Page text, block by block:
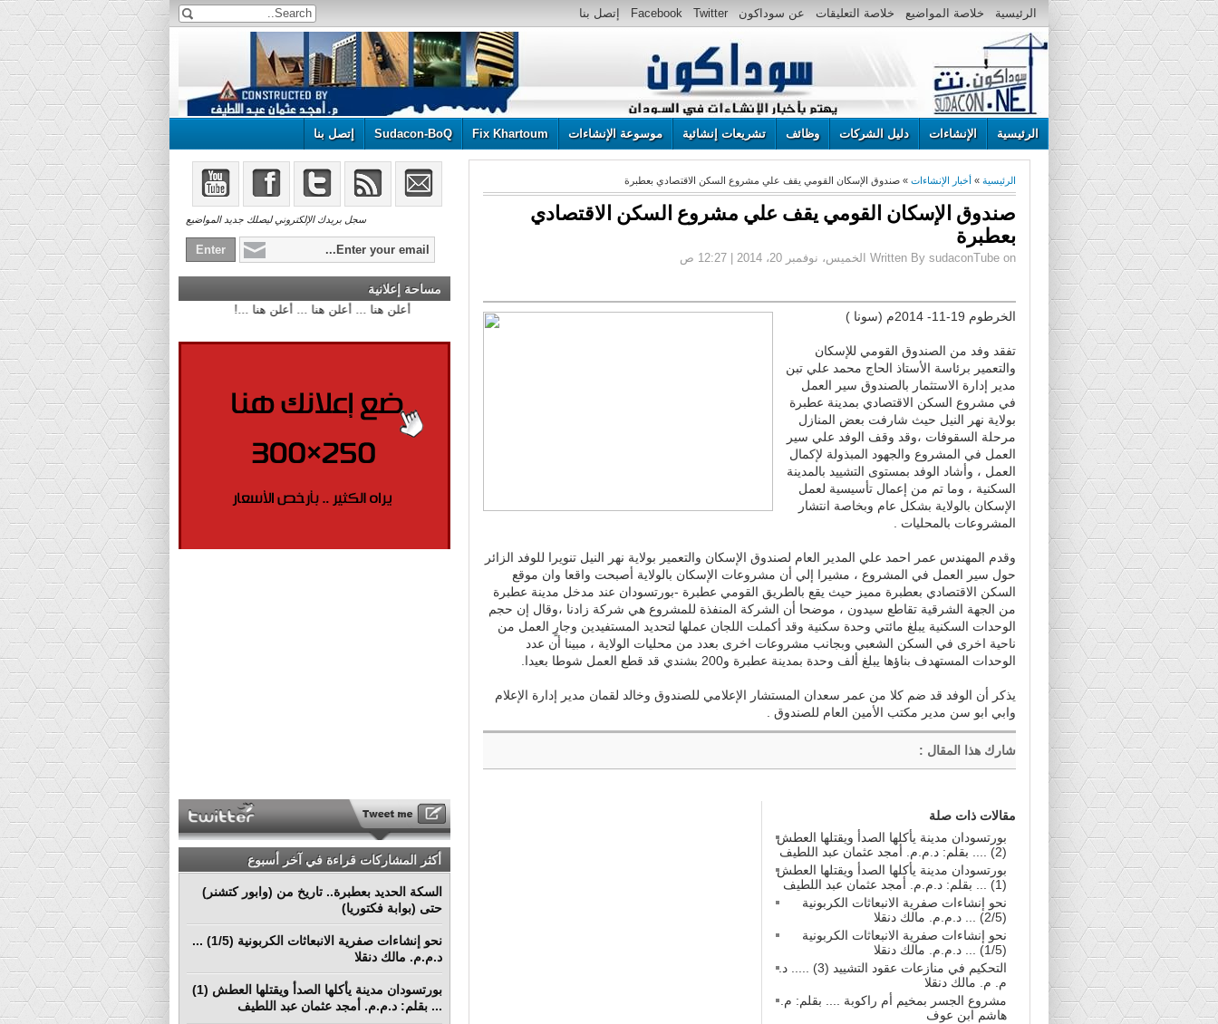
الرئيسية خلاصة المواضيع خلاصة التعليقات عن سوداكون Twitter
Facebook إتصل بنا
الرئيسية الإنشاءات دليل الشركات وظائف تشريعات إنشائية موسوعة الإنشاءات Fix Khartoum
Sudacon-BoQ إتصل بنا
الرئيسية » أخبار الإنشاءات » صندوق الإسكان القومي يقف علي مشروع السكن الاقتصادي بعطبرة‎
صندوق الإسكان القومي يقف علي مشروع السكن الاقتصادي
بعطبرة‎
Written By sudaconTube on الخميس، نوفمبر 20، 2014 | 12:27 ص
الخرطوم 19-11- 2014م (سونا )
تفقد وفد من الصندوق القومي للإسكان
والتعمير برئاسة الأستاذ الحاج محمد علي تبن
مدير إدارة الاستثمار بالصندوق سير العمل
في مشروع السكن الاقتصادي بمدينة عطبرة
بولاية نهر النيل حيث شارفت بعض المنازل
مرحلة السقوفات ،وقد وقف الوفد علي سير
العمل في المشروع والجهود المبذولة لإكمال
العمل ، وأشاد الوفد بمستوى التشييد بالمدينة
السكنية ، وما تم من إعمال تأسيسية لعمل
الإسكان بالولاية بشكل عام وبخاصة انتشار
المشروعات بالمحليات .
وقدم المهندس عمر احمد علي المدير العام لصندوق الإسكان والتعمير بولاية نهر النيل تنويرا للوفد الزائر
حول سير العمل في المشروع ، مشيرا إلي أن مشروعات الإسكان بالولاية أصبحت واقعا وان موقع
السكن الاقتصادي بعطبرة مميز حيث يقع بالطريق القومي عطبرة -بورتسودان عند مدخل مدينة عطبرة
من الجهة الشرقية تقاطع سيدون ، موضحا أن الشركة المنفذة للمشروع هي شركة زادنا ،وقال إن حجم
الوحدات السكنية يبلغ مائتي وحدة سكنية وقد أكملت اللجان عملها لتحديد المستفيدين وجارٍ العمل من
ناحية اخرى في السكن الشعبي وبجانب مشروعات اخرى بعدد من محليات الولاية ، مبينا أن عدد
الوحدات المستهدف بناؤها يبلغ ألف وحدة بمدينة عطبرة و200 بشندي قد قطع العمل شوطا بعيدا.
يذكر أن الوفد قد ضم كلا من عمر سعدان المستشار الإعلامي للصندوق وخالد لقمان مدير إدارة الإعلام
وابي ابو سن مدير مكتب الأمين العام للصندوق .
شارك هذا المقال :
مقالات ذات صلة
بورتسودان مدينة يأكلها الصدأ ويقتلها العطش
(2) .... بقلم: د.م.م. أمجد عثمان عبد اللطيف
بورتسودان مدينة يأكلها الصدأ ويقتلها العطش
(1) ... بقلم: د.م.م. أمجد عثمان عبد اللطيف
نحو إنشاءات صفرية الانبعاثات الكربونية
(2/5) ... د.م.م. مالك دنقلا
نحو إنشاءات صفرية الانبعاثات الكربونية
(1/5) ... د.م.م. مالك دنقلا
التحكيم في منازعات عقود التشييد (3) ..... د.
م. م. مالك دنقلا
مشروع الجسر بمخيم أم راكوبة .... بقلم: م.
هاشم ابن عوف
سجل بريدك الإلكتروني ليصلك جديد المواضيع
مساحة إعلانية
أعلن هنا ... أعلن هنا ... أعلن هنا ...!
أكثر المشاركات قراءة في آخر أسبوع
السكة الحديد بعطبرة.. تاريخ من (وابور كتشنر)
حتى (بوابة فكتوريا)
نحو إنشاءات صفرية الانبعاثات الكربونية (1/5) ...
د.م.م. مالك دنقلا
بورتسودان مدينة يأكلها الصدأ ويقتلها العطش (1)
... بقلم: د.م.م. أمجد عثمان عبد اللطيف